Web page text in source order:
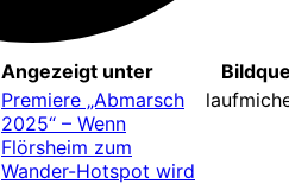
Angezeigt unter
Premiere „Abmarsch
2025“ – Wenn
Flörsheim zum
Wander-Hotspot wird